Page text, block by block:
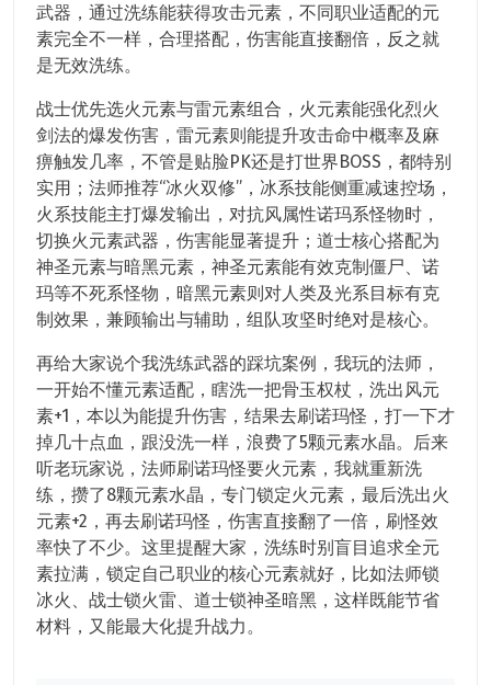
武器，通过洗练能获得攻击元素，不同职业适配的元
素完全不一样，合理搭配，伤害能直接翻倍，反之就
是无效洗练。
战士优先选火元素与雷元素组合，火元素能强化烈火
剑法的爆发伤害，雷元素则能提升攻击命中概率及麻
痹触发几率，不管是贴脸PK还是打世界BOSS，都特别
实用；法师推荐“冰火双修”，冰系技能侧重减速控场，
火系技能主打爆发输出，对抗风属性诺玛系怪物时，
切换火元素武器，伤害能显著提升；道士核心搭配为
神圣元素与暗黑元素，神圣元素能有效克制僵尸、诺
玛等不死系怪物，暗黑元素则对人类及光系目标有克
制效果，兼顾输出与辅助，组队攻坚时绝对是核心。
再给大家说个我洗练武器的踩坑案例，我玩的法师，
一开始不懂元素适配，瞎洗一把骨玉权杖，洗出风元
素+1，本以为能提升伤害，结果去刷诺玛怪，打一下才
掉几十点血，跟没洗一样，浪费了5颗元素水晶。后来
听老玩家说，法师刷诺玛怪要火元素，我就重新洗
练，攒了8颗元素水晶，专门锁定火元素，最后洗出火
元素+2，再去刷诺玛怪，伤害直接翻了一倍，刷怪效
率快了不少。这里提醒大家，洗练时别盲目追求全元
素拉满，锁定自己职业的核心元素就好，比如法师锁
冰火、战士锁火雷、道士锁神圣暗黑，这样既能节省
材料，又能最大化提升战力。